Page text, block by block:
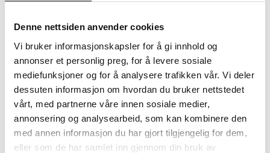
Denne nettsiden anvender cookies
Vi bruker informasjonskapsler for å gi innhold og
annonser et personlig preg, for å levere sosiale
mediefunksjoner og for å analysere trafikken vår. Vi deler
dessuten informasjon om hvordan du bruker nettstedet
vårt, med partnerne våre innen sosiale medier,
annonsering og analysearbeid, som kan kombinere den
med annen informasjon du har gjort tilgjengelig for dem,
eller som de har samlet inn gjennom din bruk av
Ta kontakt
Vi er her for deg 24/7! Bruk chatboten vår for å få et
raskt svar. Klikk på «Kontakt oss», velg
medlemskapstype og still spørsmålet ditt. Du kan også
nå oss på hello-uk@onthatass.com. Vi streber etter å
svare på spørsmålet ditt innen 3 virkedager. Tel: +31 73
303 41 75 (man–fre, 09:00–12:00).